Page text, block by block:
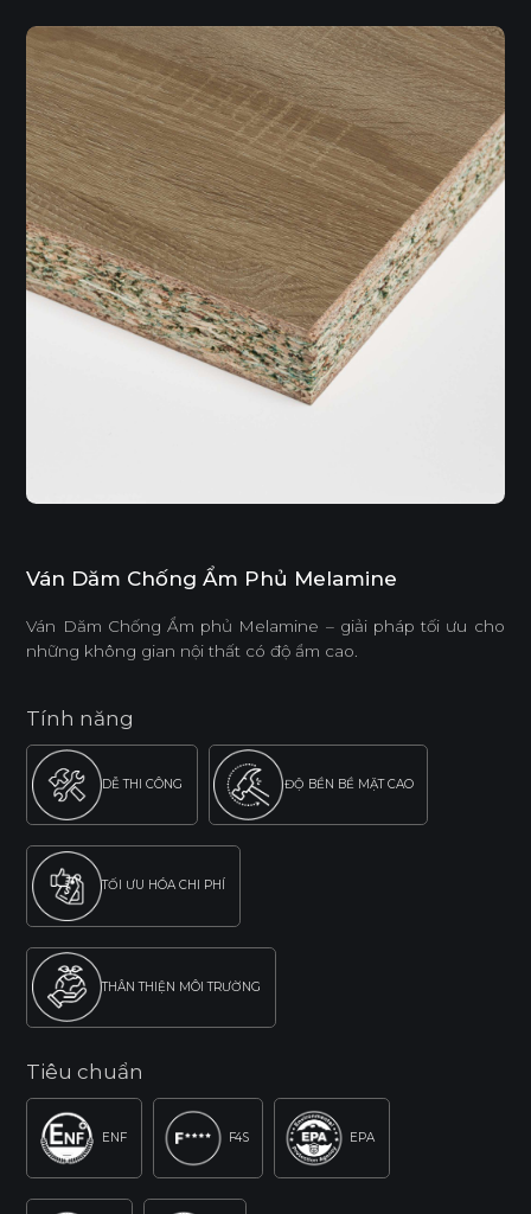
Ván Dăm Chống Ẩm Phủ Melamine
Ván Dăm Chống Ẩm phủ Melamine – giải pháp tối ưu cho
những không gian nội thất có độ ẩm cao.
Tính năng
DỄ THI CÔNG ĐỘ BỀN BỀ MẶT CAO
TỐI ƯU HÓA CHI PHÍ
THÂN THIỆN MÔI TRƯỜNG
Tiêu chuẩn
ENF F4S EPA